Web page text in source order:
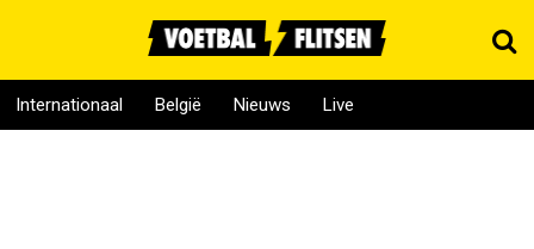
Internationaal België Nieuws Live